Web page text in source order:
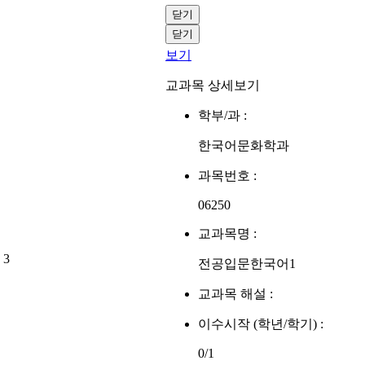
닫기
닫기
3
보기
교과목 상세보기
학부/과 :
한국어문화학과
과목번호 :
06250
교과목명 :
전공입문한국어1
교과목 해설 :
이수시작 (학년/학기) :
0/1